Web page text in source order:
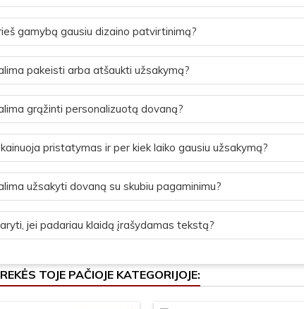
gamybą gausiu dizaino patvirtinimą?
pakeisti arba atšaukti užsakymą?
grąžinti personalizuotą dovaną?
pristatymas ir per kiek laiko gausiu užsakymą?
užsakyti dovaną su skubiu pagaminimu?
jei padariau klaidą įrašydamas tekstą?
TOJE PAČIOJE KATEGORIJOJE: